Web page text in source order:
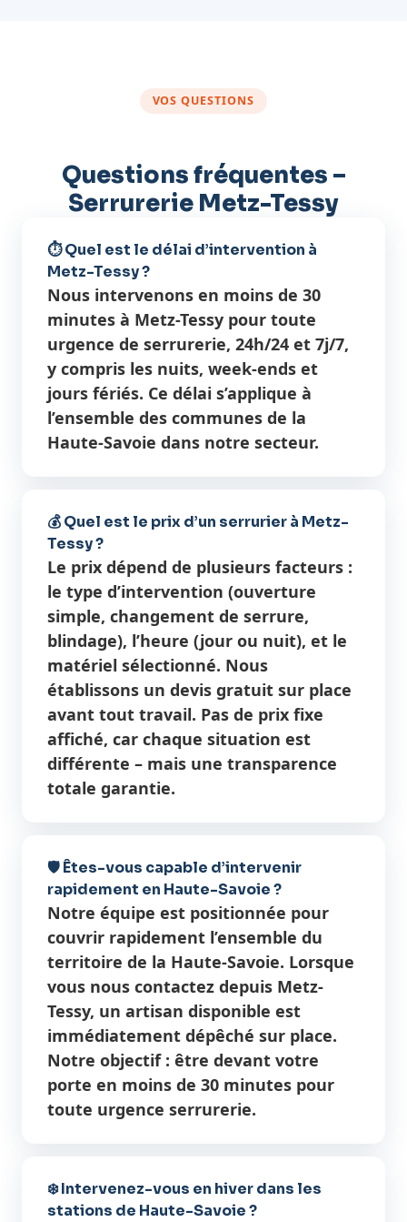
VOS QUESTIONS
Questions fréquentes –
Serrurerie Metz-Tessy
⏱️ Quel est le délai d’intervention à
Metz-Tessy ?
Nous intervenons en moins de 30
minutes à Metz-Tessy pour toute
urgence de serrurerie, 24h/24 et 7j/7,
y compris les nuits, week-ends et
jours fériés. Ce délai s’applique à
l’ensemble des communes de la
Haute-Savoie dans notre secteur.
💰 Quel est le prix d’un serrurier à Metz-
Tessy ?
Le prix dépend de plusieurs facteurs :
le type d’intervention (ouverture
simple, changement de serrure,
blindage), l’heure (jour ou nuit), et le
matériel sélectionné. Nous
établissons un devis gratuit sur place
avant tout travail. Pas de prix fixe
affiché, car chaque situation est
différente – mais une transparence
totale garantie.
🛡️ Êtes-vous capable d’intervenir
rapidement en Haute-Savoie ?
Notre équipe est positionnée pour
couvrir rapidement l’ensemble du
territoire de la Haute-Savoie. Lorsque
vous nous contactez depuis Metz-
Tessy, un artisan disponible est
immédiatement dépêché sur place.
Notre objectif : être devant votre
porte en moins de 30 minutes pour
toute urgence serrurerie.
❄️ Intervenez-vous en hiver dans les
stations de Haute-Savoie ?